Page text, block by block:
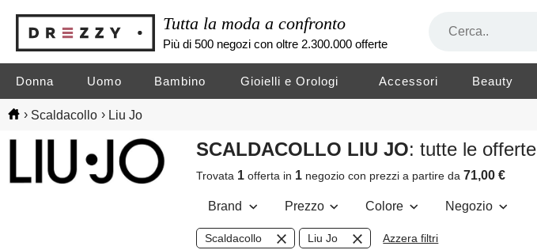
Tutta la moda a confronto
Più di 500 negozi con oltre 2.300.000 offerte
Donna Uomo Bambino Gioielli e Orologi Accessori Beauty
› Scaldacollo › Liu Jo
SCALDACOLLO LIU JO: tutte le offerte
Trovata 1 offerta in 1 negoziocon prezzi a partire da71,00 €
Brand Prezzo Colore Negozio
Scaldacollo Liu Jo Azzera filtri